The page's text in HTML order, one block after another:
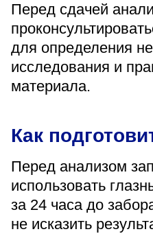
Перед сдачей
для определения
исследования и
материала.
Как
Перед анализом
использовать
за 24 часа до
не исказить